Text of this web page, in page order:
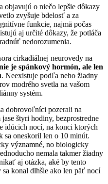
objavujú o niečo lepšie dôkazy
zvyšuje bdelosť a za
funkcie, najmä počas
aj určité dôkazy, že potláča
nedorozumenia.
cirkadiálnej neurovedy na
je spánkový hormón, ale len
. Neexistuje podľa neho žiadny
modrého svetla na vašom
systém.
dobrovoľníci pozerali na
štyri hodiny, bezprostredne
idúcich nocí, na konci ktorých
sa oneskoril len o 10 minút.
významné, no biologicky
nemala takmer žiadny
aj otázka, aké by tento
konal dlhšie ako len päť nocí